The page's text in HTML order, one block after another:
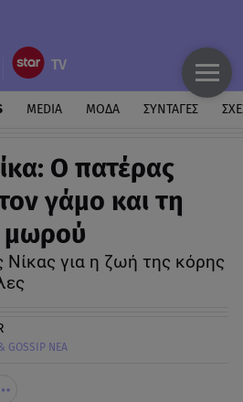
MEDIA ΜΟΔΑ ΣΥΝΤΑΓΕΣ
Ο πατέρας
γάμο και τη
μωρού
Νίκας για η ζωή της κόρης
GOSSIP ΝΕΑ